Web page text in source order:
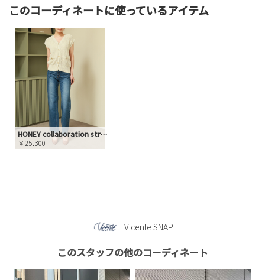
このコーディネートに使っているアイテム
HONEY collaboration straight denim
￥25,300
Vicente SNAP
このスタッフの他のコーディネート